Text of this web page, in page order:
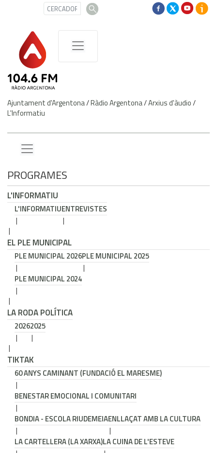
Ajuntament d'Argentona/Ràdio Argentona/Arxius d'àudio/
L'Informatiu
PROGRAMES
L'INFORMATIU
L'INFORMATIUENTREVISTES
EL PLE MUNICIPAL
PLE MUNICIPAL 2026PLE MUNICIPAL 2025
PLE MUNICIPAL 2024
LA RODA POLÍTICA
20262025
TIKTAK
60 ANYS CAMINANT (FUNDACIÓ EL MARESME)
BENESTAR EMOCIONAL I COMUNITARI
BONDIA - ESCOLA RIUDEMEIAENLLAÇAT AMB LA CULTURA
LA CARTELLERA (LA XARXA)LA CUINA DE L'ESTEVE